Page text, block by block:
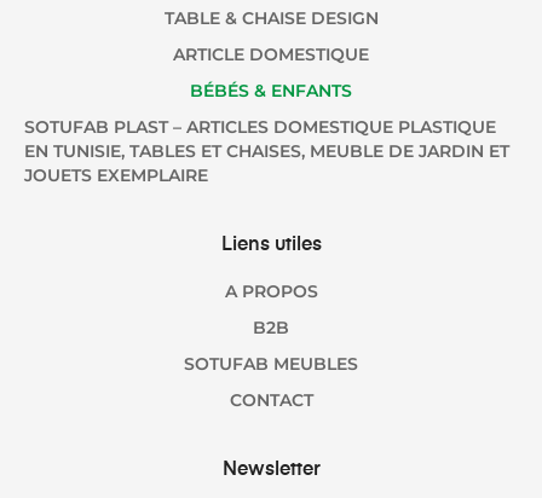
TABLE & CHAISE DESIGN
ARTICLE DOMESTIQUE
BÉBÉS & ENFANTS
SOTUFAB PLAST – ARTICLES DOMESTIQUE PLASTIQUE
EN TUNISIE, TABLES ET CHAISES, MEUBLE DE JARDIN ET
JOUETS EXEMPLAIRE
Liens utiles
A PROPOS
B2B
SOTUFAB MEUBLES
CONTACT
Newsletter